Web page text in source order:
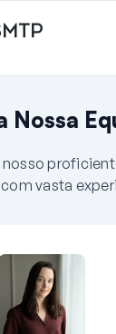
Nossa
vasta